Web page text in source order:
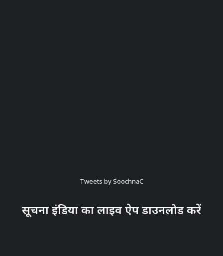
Tweets by SoochnaC
सूचना इंडिया का लाइव ऐप डाउनलोड करें